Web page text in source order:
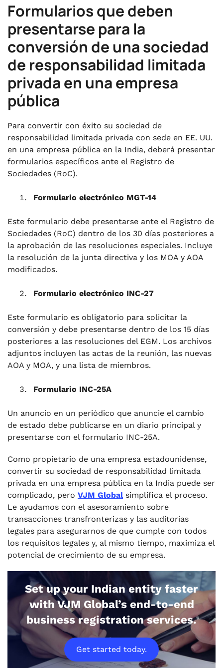
Formularios que deben
presentarse para la
conversión de una sociedad
de responsabilidad limitada
privada en una empresa
pública
Para convertir con éxito su sociedad de
responsabilidad limitada privada con sede en EE. UU.
en una empresa pública en la India, deberá presentar
formularios específicos ante el Registro de
Sociedades (RoC).
Formulario electrónico MGT-14
Este formulario debe presentarse ante el Registro de
Sociedades (RoC) dentro de los 30 días posteriores a
la aprobación de las resoluciones especiales. Incluye
la resolución de la junta directiva y los MOA y AOA
modificados.
Formulario electrónico INC-27
Este formulario es obligatorio para solicitar la
conversión y debe presentarse dentro de los 15 días
posteriores a las resoluciones del EGM. Los archivos
adjuntos incluyen las actas de la reunión, las nuevas
AOA y MOA, y una lista de miembros.
Formulario INC-25A
Un anuncio en un periódico que anuncie el cambio
de estado debe publicarse en un diario principal y
presentarse con el formulario INC-25A.
Como propietario de una empresa estadounidense,
convertir su sociedad de responsabilidad limitada
privada en una empresa pública en la India puede ser
complicado, pero VJM Globalsimplifica el proceso.
Le ayudamos con el asesoramiento sobre
transacciones transfronterizas y las auditorías
legales para asegurarnos de que cumple con todos
los requisitos legales y, al mismo tiempo, maximiza el
potencial de crecimiento de su empresa.
Set up your Indian entity faster
with VJM Global’s end-to-end
business registration services.
Get started today.